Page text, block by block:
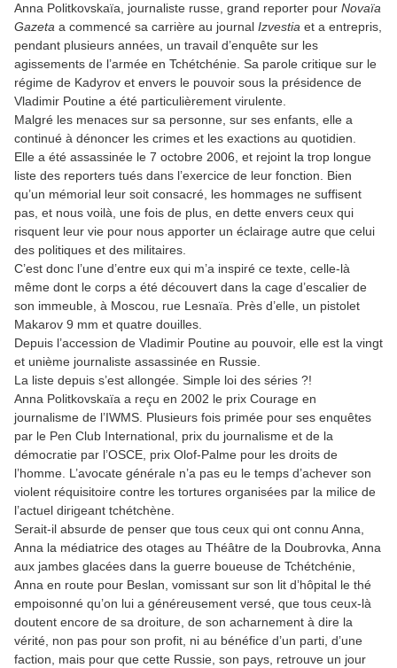
Anna Politkovskaïa, journaliste russe, grand reporter pour Novaïa
Gazeta a commencé sa carrière au journal Izvestia et a entrepris,
pendant plusieurs années, un travail d’enquête sur les
agissements de l’armée en Tchétchénie. Sa parole critique sur le
régime de Kadyrov et envers le pouvoir sous la présidence de
Vladimir Poutine a été particulièrement virulente.
Malgré les menaces sur sa personne, sur ses enfants, elle a
continué à dénoncer les crimes et les exactions au quotidien.
Elle a été assassinée le 7 octobre 2006, et rejoint la trop longue
liste des reporters tués dans l’exercice de leur fonction. Bien
qu’un mémorial leur soit consacré, les hommages ne suffisent
pas, et nous voilà, une fois de plus, en dette envers ceux qui
risquent leur vie pour nous apporter un éclairage autre que celui
des politiques et des militaires.
C’est donc l’une d’entre eux qui m’a inspiré ce texte, celle-là
même dont le corps a été découvert dans la cage d’escalier de
son immeuble, à Moscou, rue Lesnaïa. Près d’elle, un pistolet
Makarov 9 mm et quatre douilles.
Depuis l’accession de Vladimir Poutine au pouvoir, elle est la vingt
et unième journaliste assassinée en Russie.
La liste depuis s’est allongée. Simple loi des séries ?!
Anna Politkovskaïa a reçu en 2002 le prix Courage en
journalisme de l’IWMS. Plusieurs fois primée pour ses enquêtes
par le Pen Club International, prix du journalisme et de la
démocratie par l’OSCE, prix Olof-Palme pour les droits de
l’homme. L’avocate générale n’a pas eu le temps d’achever son
violent réquisitoire contre les tortures organisées par la milice de
l’actuel dirigeant tchétchène.
Serait-il absurde de penser que tous ceux qui ont connu Anna,
Anna la médiatrice des otages au Théâtre de la Doubrovka, Anna
aux jambes glacées dans la guerre boueuse de Tchétchénie,
Anna en route pour Beslan, vomissant sur son lit d’hôpital le thé
empoisonné qu’on lui a généreusement versé, que tous ceux-là
doutent encore de sa droiture, de son acharnement à dire la
vérité, non pas pour son profit, ni au bénéfice d’un parti, d’une
faction, mais pour que cette Russie, son pays, retrouve un jour